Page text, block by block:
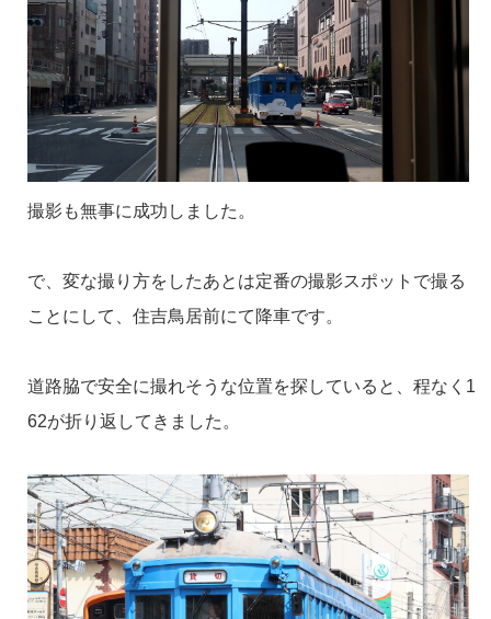
撮影も無事に成功しました。
で、変な撮り方をしたあとは定番の撮影スポットで撮る
ことにして、住吉鳥居前にて降車です。
道路脇で安全に撮れそうな位置を探していると、程なく1
62が折り返してきました。